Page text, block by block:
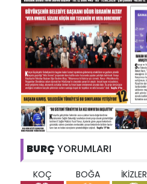
BURÇ YORUMLARI
KOÇ BOĞA İKİZLER